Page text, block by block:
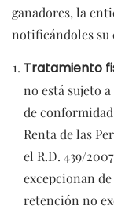
ganadores, la
notificándoles su
Tratamiento
no está sujeto
de
Renta de las
el R.D. 439/
excepcionan
retención no